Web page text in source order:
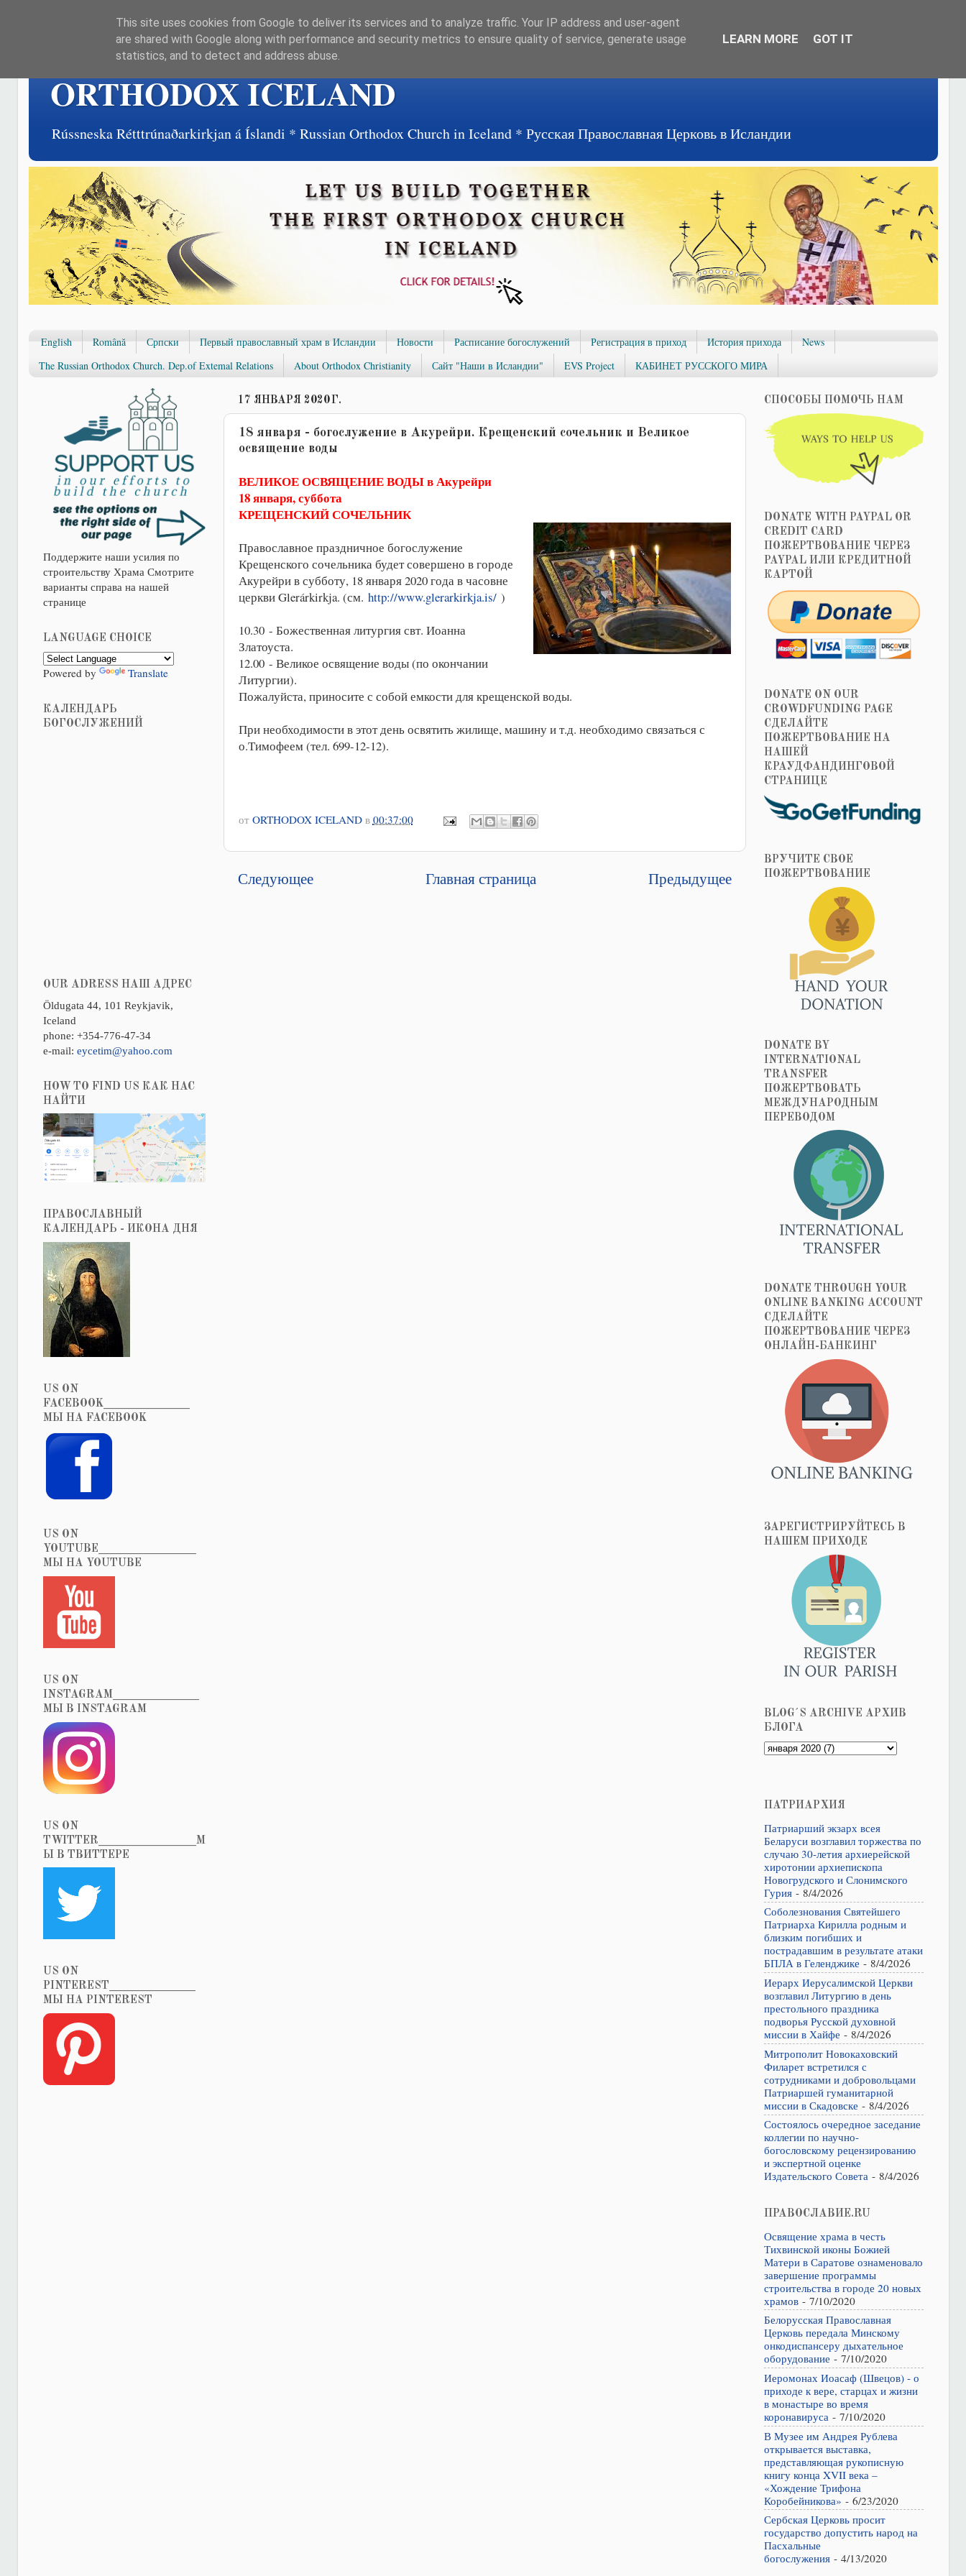
ORTHODOX ICELAND
Rússneska Rétttrúnaðarkirkjan á Íslandi * Russian Orthodox Church in Iceland * Русская Православная Церковь в Исландии
English Română Српски Первый православный храм в Исландии Новости Расписание богослужений Регистрация в приход История прихода
News
The Russian Orthodox Church. Dep.of Extemal Relations
About Orthodox Christianity Сайт "Наши в Исландии" EVS Project КАБИНЕТ РУССКОГО МИРА
17 ЯНВАРЯ 2020 Г.
18 января - богослужение в Акурейри. Крещенский сочельник и Великое
освящение воды
ВЕЛИКОЕ ОСВЯЩЕНИЕ ВОДЫ в Акурейри
18 января, суббота
КРЕЩЕНСКИЙ СОЧЕЛЬНИК
Православное праздничное богослужение
Крещенского сочельника будет совершено в городе
Акурейри в субботу, 18 января 2020 года в часовне
церкви Glerárkirkja. (см. http://www.glerarkirkja.is/)
10.30 - Божественная литургия свт. Иоанна
Златоуста.
12.00 - Великое освящение воды (по окончании
Литургии).
Пожалуйста, приносите с собой емкости для крещенской воды.
При необходимости в этот день освятить жилище, машину и т.д. необходимо связаться с
о.Тимофеем (тел. 699-12-12).
от ORTHODOX ICELAND в 00:37:00
Следующее Предыдущее
Главная страница
Поддержите наши усилия по
строительству Храма Смотрите
варианты справа на нашей
странице
LANGUAGE CHOICE
Powered by Translate
КАЛЕНДАРЬ
БОГОСЛУЖЕНИЙ
OUR ADRESS НАШ АДРЕС
Öldugata 44, 101 Reykjavik,
Iceland
phone: +354-776-47-34
e-mail: eycetim@yahoo.com
HOW TO FIND US КАК НАС
НАЙТИ
ПРАВОСЛАВНЫЙ
КАЛЕНДАРЬ - ИКОНА ДНЯ
US ON
FACEBOOK_______________
МЫ НА FACEBOOK
US ON
YOUTUBE_________________
МЫ НА YOUTUBE
US ON
INSTAGRAM_______________
МЫ В INSTAGRAM
US ON
TWITTER_________________М
Ы В ТВИТТЕРЕ
US ON
PINTEREST_______________
МЫ НА PINTEREST
СПОСОБЫ ПОМОЧЬ НАМ
DONATE WITH PAYPAL OR
CREDIT CARD
ПОЖЕРТВОВАНИЕ ЧЕРЕЗ
PAYPAL ИЛИ КРЕДИТНОЙ
КАРТОЙ
DONATE ON OUR
CROWDFUNDING PAGE
СДЕЛАЙТЕ
ПОЖЕРТВОВАНИЕ НА
НАШЕЙ
КРАУДФАНДИНГОВОЙ
СТРАНИЦЕ
ВРУЧИТЕ СВОЕ
ПОЖЕРТВОВАНИЕ
DONATE BY
INTERNATIONAL
TRANSFER
ПОЖЕРТВОВАТЬ
МЕЖДУНАРОДНЫМ
ПЕРЕВОДОМ
DONATE THROUGH YOUR
ONLINE BANKING ACCOUNT
СДЕЛАЙТЕ
ПОЖЕРТВОВАНИЕ ЧЕРЕЗ
ОНЛАЙН-БАНКИНГ
ЗАРЕГИСТРИРУЙТЕСЬ В
НАШЕМ ПРИХОДЕ
BLOG´S ARCHIVE АРХИВ
БЛОГА
ПАТРИАРХИЯ
Патриарший экзарх всея
Беларуси возглавил торжества по
случаю 30-летия архиерейской
хиротонии архиепископа
Новогрудского и Слонимского
Гурия- 8/4/2026
Соболезнования Святейшего
Патриарха Кирилла родным и
близким погибших и
пострадавшим в результате атаки
БПЛА в Геленджике - 8/4/2026
Иерарх Иерусалимской Церкви
возглавил Литургию в день
престольного праздника
подворья Русской духовной
миссии в Хайфе - 8/4/2026
Митрополит Новокаховский
Филарет встретился с
сотрудниками и добровольцами
Патриаршей гуманитарной
миссии в Скадовске - 8/4/2026
Состоялось очередное заседание
коллегии по научно-
богословскому рецензированию
и экспертной оценке
Издательского Совета- 8/4/2026
ПРАВОСЛАВИЕ.RU
Освящение храма в честь
Тихвинской иконы Божией
Матери в Саратове ознаменовало
завершение программы
строительства в городе 20 новых
храмов- 7/10/2020
Белорусская Православная
Церковь передала Минскому
онкодиспансеру дыхательное
оборудование - 7/10/2020
Иеромонах Иоасаф (Швецов) - о
приходе к вере, старцах и жизни
в монастыре во время
коронавируса - 7/10/2020
В Музее им Андрея Рублева
открывается выставка,
представляющая рукописную
книгу конца XVII века –
«Хождение Трифона
Коробейникова» - 6/23/2020
Сербская Церковь просит
государство допустить народ на
Пасхальные
богослужения- 4/13/2020
This site uses cookies from Google to deliver its services and to analyze traffic. Your IP address and user-agent
are shared with Google along with performance and security metrics to ensure quality of service, generate usage
statistics, and to detect and address abuse.
LEARN MORE GOT IT